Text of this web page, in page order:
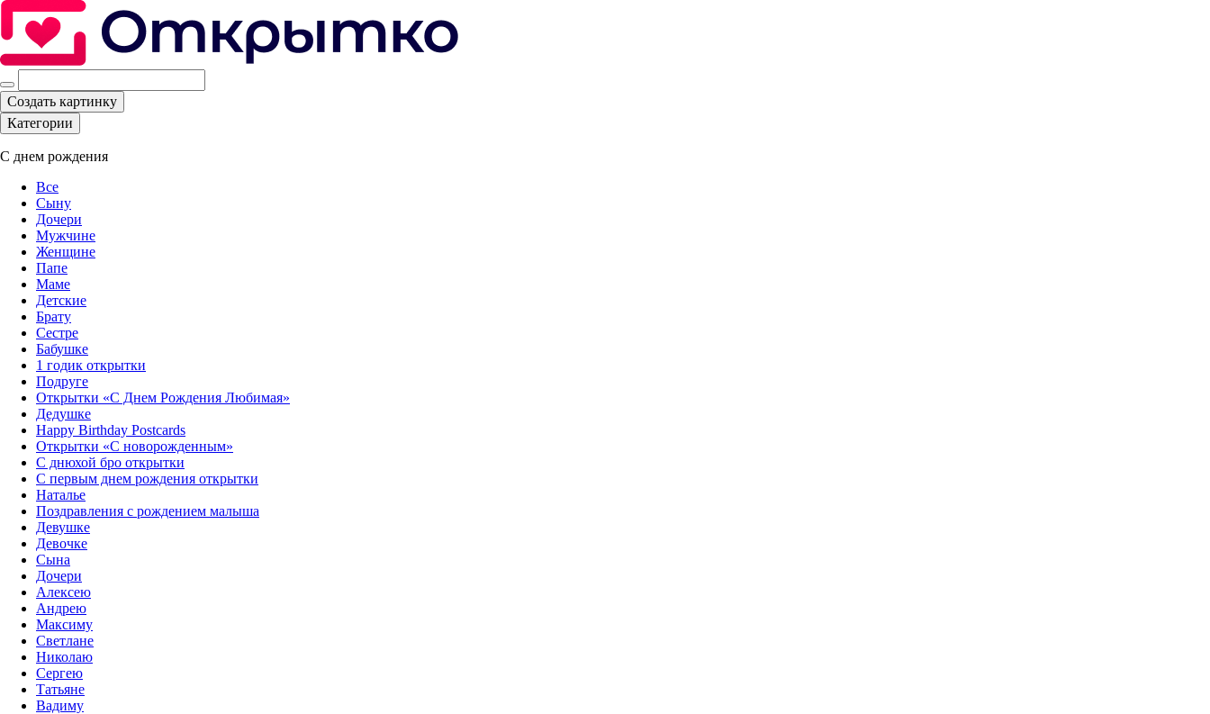
Создать картинку
Категории
С днем рождения
Все
Сыну
Дочери
Мужчине
Женщине
Папе
Маме
Детские
Брату
Сестре
Бабушке
1 годик открытки
Подруге
Открытки «С Днем Рождения Любимая»‎
Дедушке
Happy Birthday Postcards
Открытки «‎С новорожденным»
С днюхой бро открытки
С первым днем рождения открытки
Наталье
Поздравления с рождением малыша
Девушке
Девочке
Сына
Дочери
Алексею
Андрею
Максиму
Светлане
Николаю
Сергею
Татьяне
Вадиму